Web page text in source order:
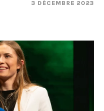
3 DÉCEMBRE 2023